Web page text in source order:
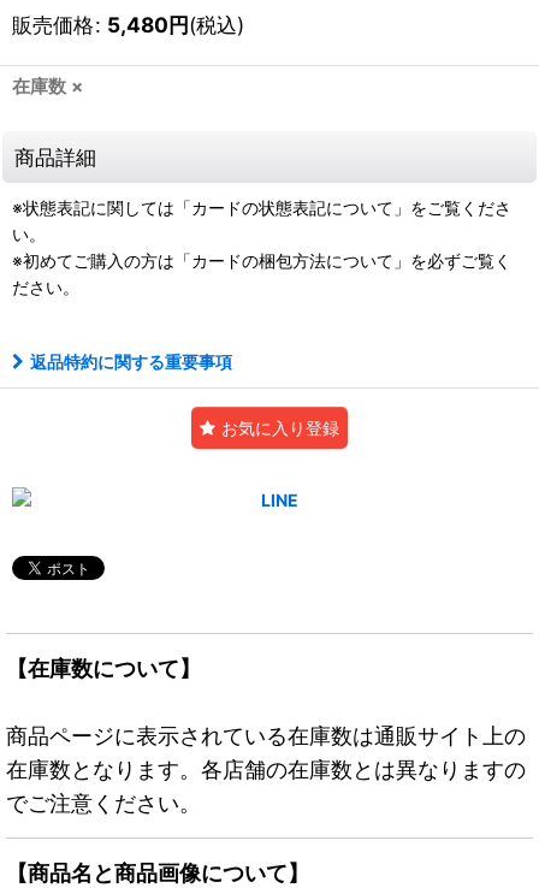
販売価格: 5,480円(税込)
在庫数 ×
商品詳細
※状態表記に関しては「カードの状態表記について」をご覧くださ
い。
※初めてご購入の方は「カードの梱包方法について」を必ずご覧く
ださい。
返品特約に関する重要事項
お気に入り登録
【在庫数について】
商品ページに表示されている在庫数は通販サイト上の
在庫数となります。各店舗の在庫数とは異なりますの
でご注意ください。
【商品名と商品画像について】